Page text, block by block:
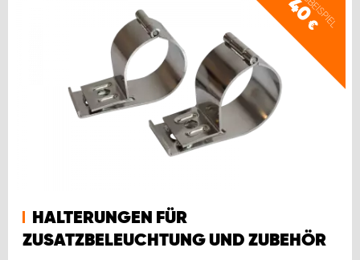
40
€
HALTERUNGEN FÜR
ZUSATZBELEUCHTUNG UND ZUBEHÖR